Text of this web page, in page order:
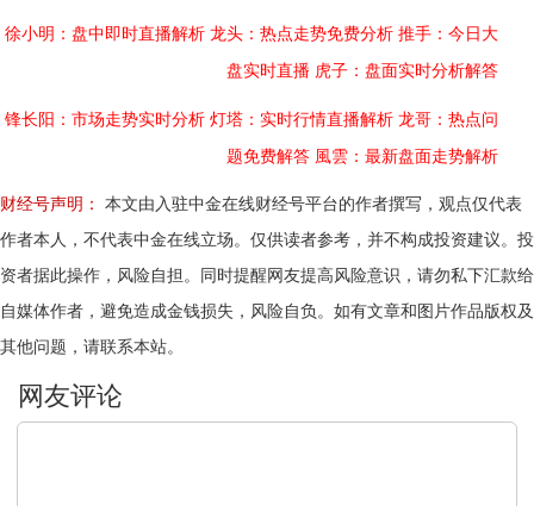
徐小明：盘中即时直播解析 龙头：热点走势免费分析 推手：今日大
盘实时直播 虎子：盘面实时分析解答
锋长阳：市场走势实时分析 灯塔：实时行情直播解析 龙哥：热点问
题免费解答 風雲：最新盘面走势解析
财经号声明：
本文由入驻中金在线财经号平台的作者撰写，观点仅代表
作者本人，不代表中金在线立场。仅供读者参考，并不构成投资建议。投
资者据此操作，风险自担。同时提醒网友提高风险意识，请勿私下汇款给
自媒体作者，避免造成金钱损失，风险自负。如有文章和图片作品版权及
其他问题，请联系本站。